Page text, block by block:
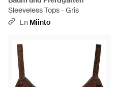
Sleeveless Tops - Gris
En Miinto